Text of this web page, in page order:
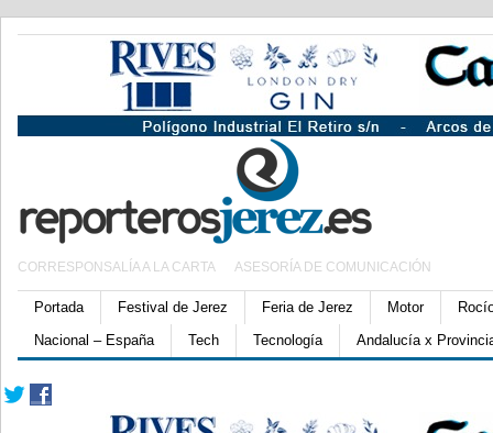
CORRESPONSALÍA A LA CARTA ASESORÍA DE COMUNICACIÓN
Portada Festival de Jerez Feria de Jerez Motor
Nacional – España
Tech Tecnología Andalucía x